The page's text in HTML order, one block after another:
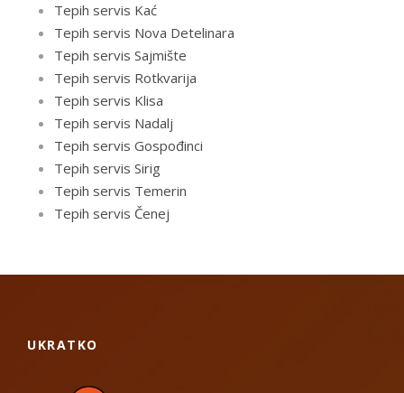
Tepih servis Kać
Tepih servis Nova Detelinara
Tepih servis Sajmište
Tepih servis Rotkvarija
Tepih servis Klisa
Tepih servis Nadalj
Tepih servis Gospođinci
Tepih servis Sirig
Tepih servis Temerin
Tepih servis Čenej
UKRATKO